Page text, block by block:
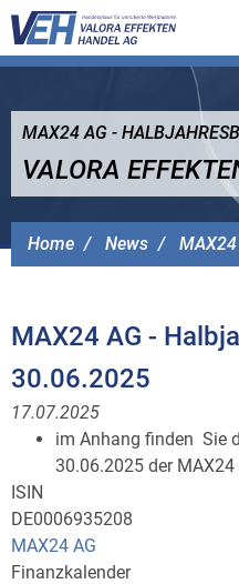
Home News MAX24
MAX24 AG -
VALORA
MAX24 AG -
30.06.2025
17.07.2025
im Anhang finden Sie
30.06.2025 der MAX24
ISIN
DE0006935208
MAX24 AG
Finanzkalender